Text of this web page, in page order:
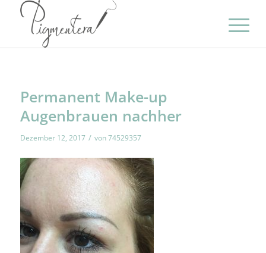
Permanent Make-up
Augenbrauen nachher
Dezember 12, 2017 / von74529357